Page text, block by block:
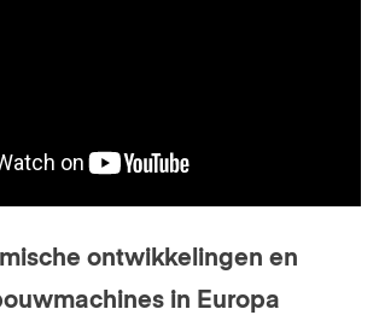
ontwikkelingen en
in Europa